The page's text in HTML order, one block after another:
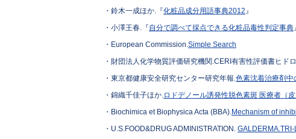
・鈴木一成ほか.『化粧品成分用語事典2012』
・小澤王春.『自分で調べて採点できる化粧品毒性判定事典』
・European Commission.Simple Search
・財団法人化学物質評価研究機関.CERI有害性評価書ヒ
・東京都健康安全研究センター研究年報.色素沈着治療剤
・錦織千佳子ほか.ロドデノール誘発性脱色素斑 医療者（
・Biochimica et Biophysica Acta (BBA).Mechanism of
・U.S.FOOD&DRUG ADMINISTRATION.